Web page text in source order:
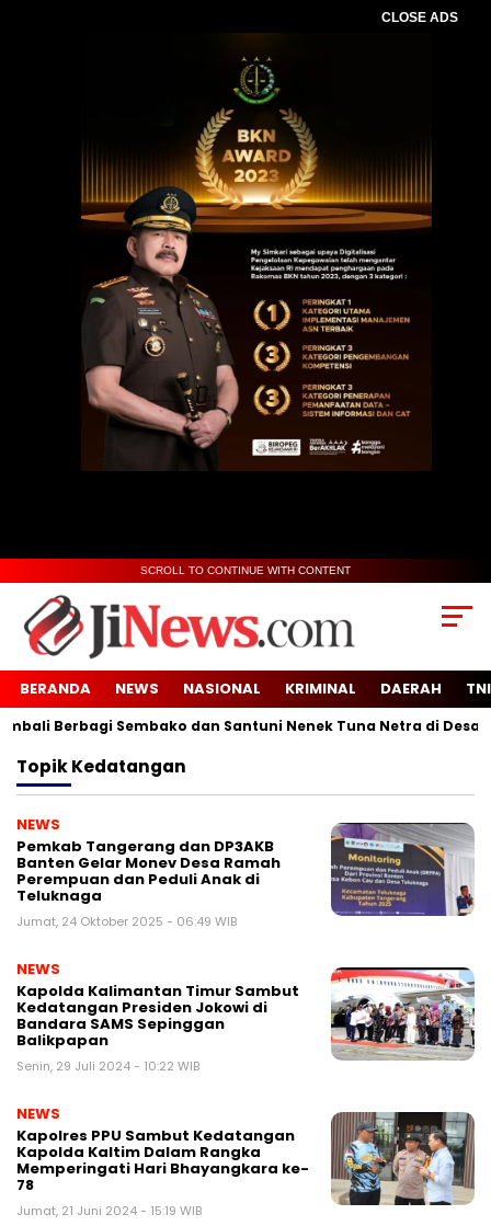
CLOSE ADS
SCROLL TO CONTINUE WITH CONTENT
BERANDA NEWS NASIONAL KRIMINAL DAERAH
Berbagi Sembako dan Santuni Nenek Tuna Netra di Desa
TopikKedatangan
NEWS
Pemkab Tangerang dan DP3AKB
Banten Gelar Monev Desa Ramah
Perempuan dan Peduli Anak di
Teluknaga
Jumat, 24 Oktober 2025 - 06:49 WIB
NEWS
Kapolda Kalimantan Timur Sambut
Kedatangan Presiden Jokowi di
Bandara SAMS Sepinggan
Balikpapan
Senin, 29 Juli 2024 - 10:22 WIB
NEWS
Kapolres PPU Sambut Kedatangan
Kapolda Kaltim Dalam Rangka
Memperingati Hari Bhayangkara ke-
78
Jumat, 21 Juni 2024 - 15:19 WIB